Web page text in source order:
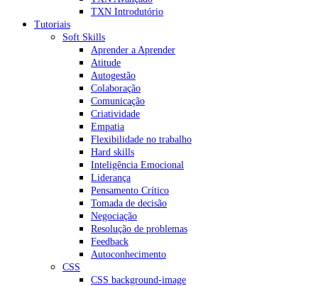
TXN Introdutório
Tutoriais
Soft Skills
Aprender a Aprender
Atitude
Autogestão
Colaboração
Comunicação
Criatividade
Empatia
Flexibilidade no trabalho
Hard skills
Inteligência Emocional
Liderança
Pensamento Crítico
Tomada de decisão
Negociação
Resolução de problemas
Feedback
Autoconhecimento
CSS
CSS background-image